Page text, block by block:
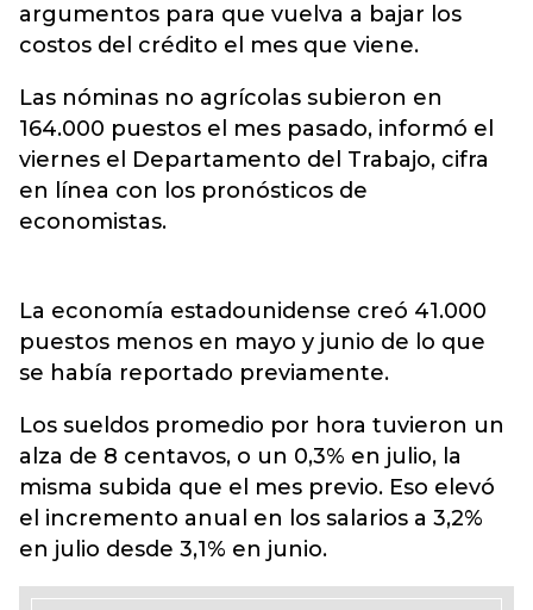
argumentos para que vuelva a bajar los
costos del crédito el mes que viene.
Las nóminas no agrícolas subieron en
164.000 puestos el mes pasado, informó el
viernes el Departamento del Trabajo, cifra
en línea con los pronósticos de
economistas.
La economía estadounidense creó 41.000
puestos menos en mayo y junio de lo que
se había reportado previamente.
Los sueldos promedio por hora tuvieron un
alza de 8 centavos, o un 0,3% en julio, la
misma subida que el mes previo. Eso elevó
el incremento anual en los salarios a 3,2%
en julio desde 3,1% en junio.